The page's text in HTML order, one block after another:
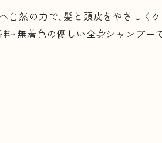
自然の力で、髪と頭皮をやさしくケ
・無着色の優しい全身シャンプー